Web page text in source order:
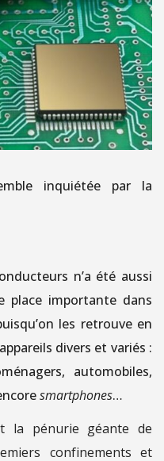
inquiétée par la
n’a été aussi
place importante dans
les retrouve en
divers et variés :
automobiles,
smartphones…
la pénurie géante de
confinements et